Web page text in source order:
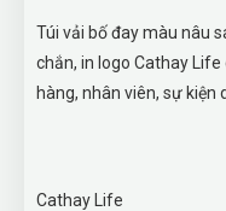
Túi vải bố đay màu nâu
chắn, in logo Cathay
hàng, nhân viên, sự kiện
Túi vải bố
Cathay Life